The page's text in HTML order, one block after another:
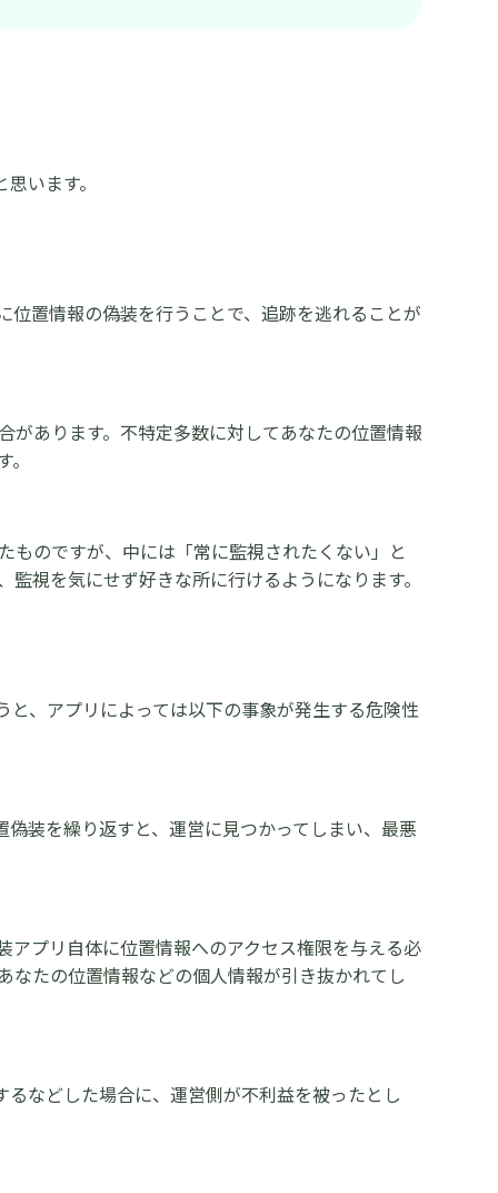
います。
置情報の偽装を行うことで、追跡を逃れることが
あります。不特定多数に対してあなたの位置情報
のですが、中には「常に監視されたくない」と
視を気にせず好きな所に行けるようになります。
、アプリによっては以下の事象が発生する危険性
装を繰り返すと、運営に見つかってしまい、最悪
プリ自体に位置情報へのアクセス権限を与える必
たの位置情報などの個人情報が引き抜かれてし
などした場合に、運営側が不利益を被ったとし